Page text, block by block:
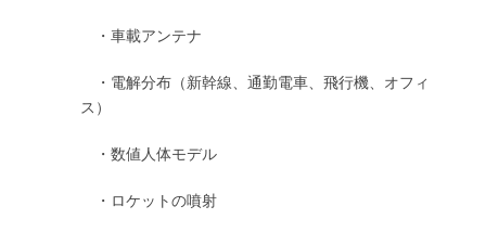
・車載アンテナ
・電解分布（新幹線、通勤電車、飛行機、オフィ
ス）
・数値人体モデル
・ロケットの噴射